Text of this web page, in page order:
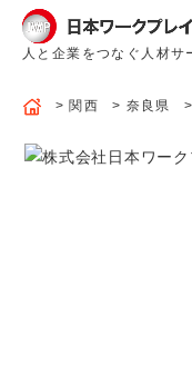
人と企業をつなぐ人材サ
関西 奈良県